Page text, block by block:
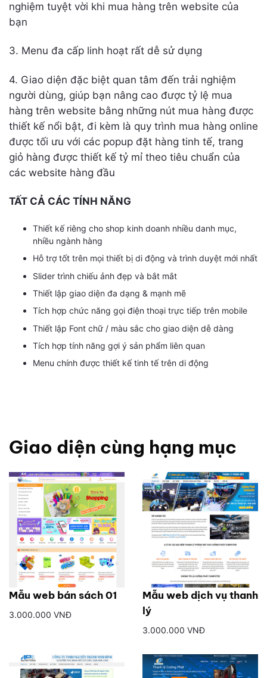
nghiệm tuyệt vời khi mua hàng trên website của
bạn
3. Menu đa cấp linh hoạt rất dễ sử dụng
4. Giao diện đặc biệt quan tâm đến trải nghiệm
người dùng, giúp bạn nâng cao được tỷ lệ mua
hàng trên website bằng những nút mua hàng được
thiết kế nổi bật, đi kèm là quy trình mua hàng online
được tối ưu với các popup đặt hàng tinh tế, trang
giỏ hàng được thiết kế tỷ mỉ theo tiêu chuẩn của
các website hàng đầu
TẤT CẢ CÁC TÍNH NĂNG
Thiết kế riêng cho shop kinh doanh nhiều danh mục,
nhiều ngành hàng
Hỗ trợ tốt trên mọi thiết bị di động và trình duyệt mới nhất
Slider trình chiếu ảnh đẹp và bắt mắt
Thiết lập giao diện đa dạng & mạnh mẽ
Tích hợp chức năng gọi điện thoại trực tiếp trên mobile
Thiết lập Font chữ / màu sắc cho giao diện dễ dàng
Tích hợp tính năng gợi ý sản phẩm liên quan
Menu chính được thiết kế tinh tế trên di động
Giao diện cùng hạng mục
Mẫu web bán sách 01
3.000.000 VNĐ
Mẫu web dịch vụ thanh
lý
3.000.000 VNĐ